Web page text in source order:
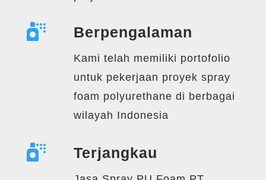
 Berpengalaman
Kami telah memiliki portofolio
untuk pekerjaan proyek spray
foam polyurethane di berbagai
wilayah Indonesia
 Terjangkau